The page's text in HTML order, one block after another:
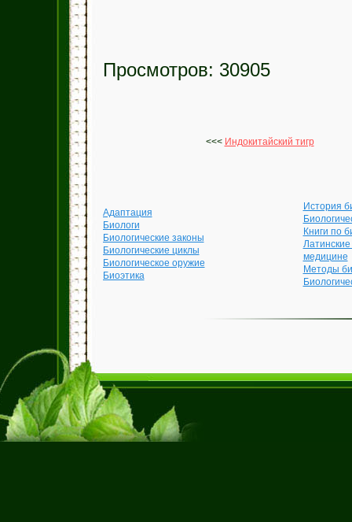
Просмотров: 30905
<<< Индокитайский тигр
Адаптация
Биологи
Биологические законы
Биологические циклы
Биологическое оружие
Биоэтика
История
Книги по
медицине
Методы